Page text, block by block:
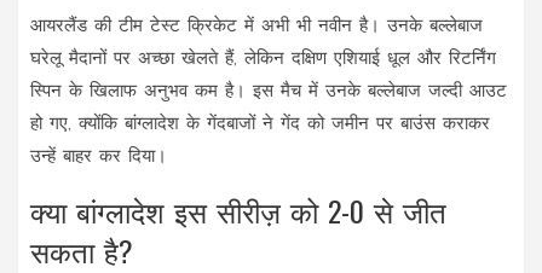
आयरलैंड की टीम टेस्ट क्रिकेट में अभी भी नवीन है। उनके बल्लेबाज
घरेलू मैदानों पर अच्छा खेलते हैं, लेकिन दक्षिण एशियाई धूल और रिटर्निंग
स्पिन के खिलाफ अनुभव कम है। इस मैच में उनके बल्लेबाज जल्दी आउट
हो गए, क्योंकि बांग्लादेश के गेंदबाजों ने गेंद को जमीन पर बाउंस कराकर
उन्हें बाहर कर दिया।
क्या बांग्लादेश इस सीरीज़ को 2-0 से जीत
सकता है?